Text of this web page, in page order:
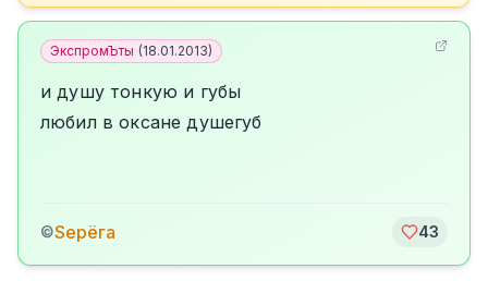
ЭкспромЪты (18.01.2013)
и душу тонкую и губы
любил в оксане душегуб
©Sерёга 43